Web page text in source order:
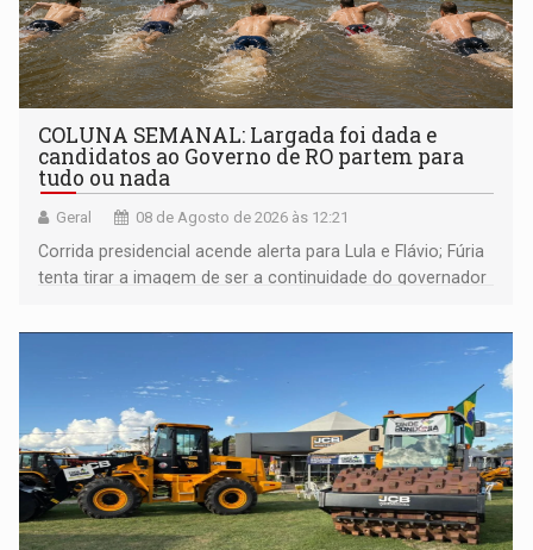
COLUNA SEMANAL: Largada foi dada e
candidatos ao Governo de RO partem para
tudo ou nada
Geral 08 de Agosto de 2026 às 12:21
Corrida presidencial acende alerta para Lula e Flávio; Fúria
tenta tirar a imagem de ser a continuidade do governador
não ter entrado no modo eleição; ABAV faz evento em